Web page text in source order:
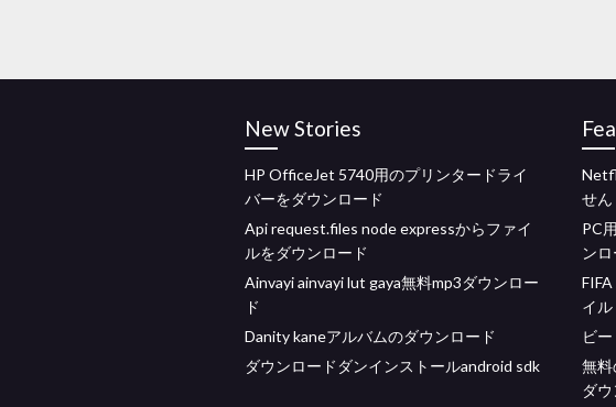
New Stories
HP OfficeJet 5740用のプリンタードライ
バーをダウンロード
Api request.files node expressからファイ
ルをダウンロード
Ainvayi ainvayi lut gaya無料mp3ダウンロー
ド
Danity kaneアルバムのダウンロード
ダウンロードダンインストールandroid sdk
せん
PC
ン
イル
ビ
無
ダ